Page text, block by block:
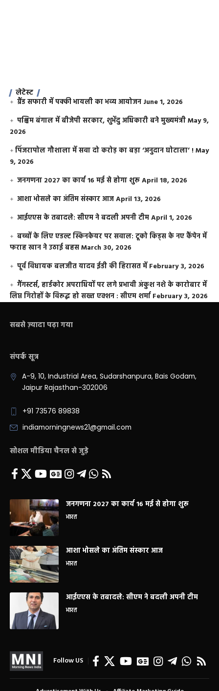
लेटेस्ट
ग्रैंड सफारी में पक्की भायली का भव्य आयोजन June 1, 2026
पश्चिम बंगाल में बीजेपी सरकार, शुभेंदु अधिकारी बने मुख्यमंत्रीMay 9,
2026
​पिंजरापोल गौशाला में सवा दो करोड़ का बड़ा ‘अनुदान घोटाला’ !May
9, 2026
जनगणना 2027 का कार्य 16 मई से होगा शुरूApril 18, 2026
आशा भोसले का अंतिम संस्कार आजApril 13, 2026
आईएएस के तबादले: सीएम ने बदली अपनी टीमApril 1, 2026
बच्चों के लिए एडल्ट स्किनकेयर पर सवाल: टूको किड्स के नए कैंपेन में
फराह खान ने उठाई बहसMarch 30, 2026
पूर्व विधायक बलजीत यादव ईडी की हिरासत में February 3, 2026
गैंगस्टर्स, हार्डकोर अपराधियों पर लगे प्रभावी अंकुश नशे के कारोबार में
लिप्त गिरोहों के विरूद्ध हो सख्त एक्शन : सीएम शर्मा February 3, 2026
सबसे ज़्यादा पढ़ा गया
संपर्क सूत्र
A-9, 10, Industrial Area, Sudarshanpura, Bais Godam,
Jaipur Rajasthan-302006
+91 73576 89838
indiamorningnews21@gmail.com
सोशल मीडिया चैनल से जुड़े
जनगणना 2027 का कार्य 16 मई से होगा शुरू
भारत
आशा भोसले का अंतिम संस्कार आज
भारत
आईएएस के तबादले: सीएम ने बदली अपनी टीम
भारत
Follow US